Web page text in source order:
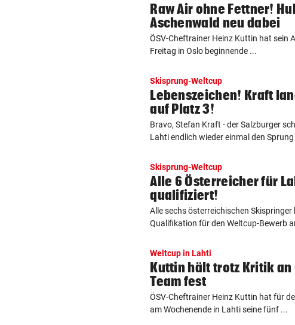
Raw Air ohne Fettner!
Aschenwald neu dabei
ÖSV-Cheftrainer Heinz Kuttin hat sein
Freitag in Oslo beginnende ...
Skisprung-Weltcup
Lebenszeichen! Kraft
auf Platz 3!
Bravo, Stefan Kraft - der Salzburger
Lahti endlich wieder einmal den
Skisprung-Weltcup
Alle 6 Österreicher für
qualifiziert!
Alle sechs österreichischen
Qualifikation für den Weltcup-Bewerb
Weltcup in Lahti
Kuttin hält trotz Kritik an
Team fest
ÖSV-Cheftrainer Heinz Kuttin hat für
am Wochenende in Lahti seine fünf ...